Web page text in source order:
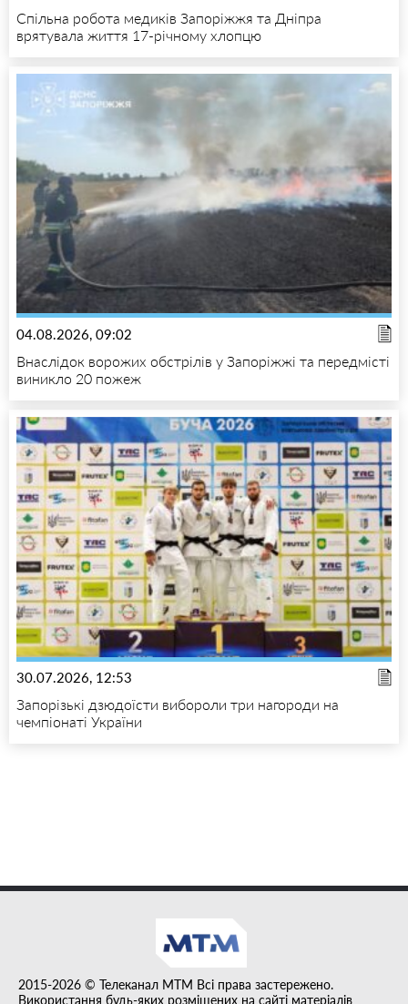
Спільна робота медиків Запоріжжя та Дніпра
врятувала життя 17-річному хлопцю
04.08.2026, 09:02
Внаслідок ворожих обстрілів у Запоріжжі та передмісті
виникло 20 пожеж
30.07.2026, 12:53
Запорізькі дзюдоїсти вибороли три нагороди на
чемпіонаті України
2015-2026 © Телеканал MTM Всі права застережено.
Використання будь-яких розміщених на сайті матеріалів